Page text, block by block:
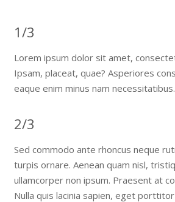
1/3
Lorem ipsum dolor sit amet,
Ipsam, placeat, quae? Asperiores
eaque enim minus nam necessitatibus.
2/3
Sed commodo ante rhoncus neque
turpis ornare. Aenean quam nisl,
ullamcorper non ipsum. Praesent at
Nulla quis lacinia sapien, eget